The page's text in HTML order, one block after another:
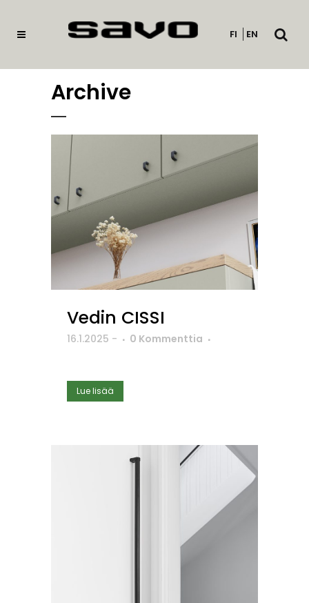
FI EN
Avaa
Archive
Vedin CISSI
16.1.2025 - 0 Kommenttia
Lue lisää